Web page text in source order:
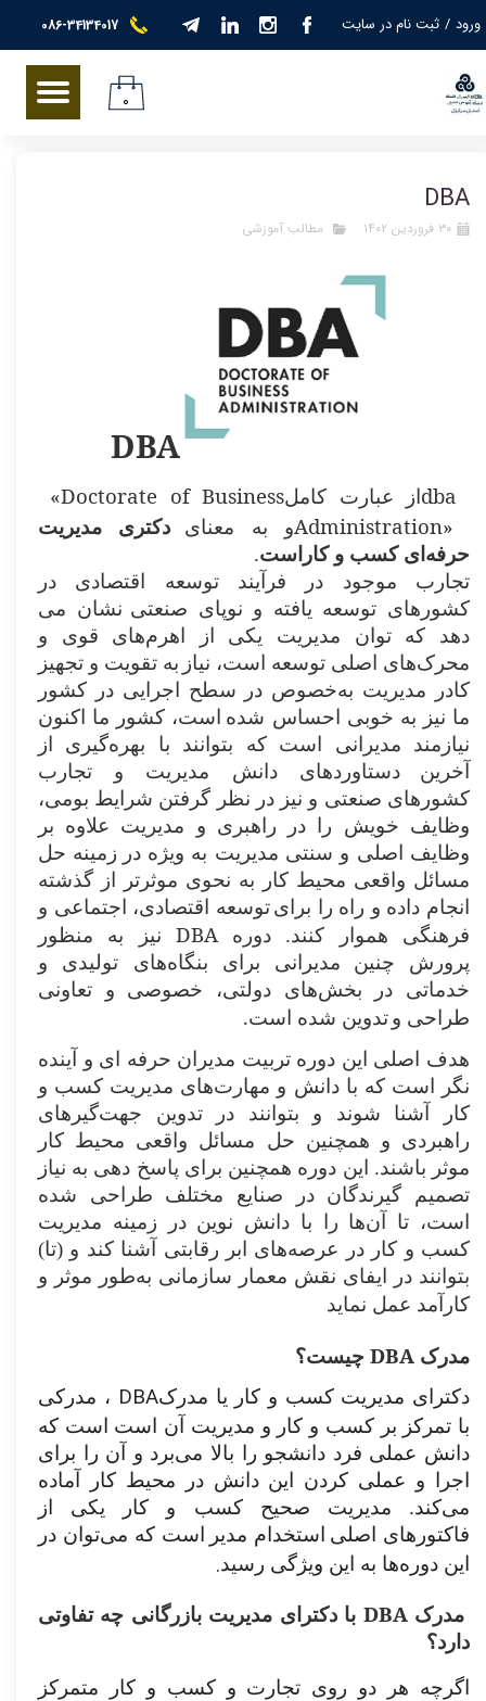
086-34134017 ورود / ثبت نام در سایت
حساب کاربری من
تغییر گذر واژه
خروج از حساب کاربری
۰
DBA
۳۰ فروردین ۱۴۰۲ مطالب آموزشی
DBA
dbaاز عبارت کامل«Doctorate of Business
Administration»و به معنای
دکتری مدیریت
حرفه‌ای کسب و کاراست.
تجارب موجود در فرآیند توسعه اقتصادی در
کشورهای توسعه یافته و نوپای صنعتی نشان می
دهد که توان مدیریت یکی از اهرم‌های قوی و
محرک‌های اصلی توسعه است، نیاز به تقویت و تجهیز
کادر مدیریت به‌خصوص در سطح اجرایی در کشور
ما نیز به خوبی احساس شده است، کشور ما اکنون
نیازمند مدیرانی است که بتوانند با بهره‌گیری از
آخرین
دستاوردهای دانش مدیریت و تجارب
کشورهای صنعتی و نیز در نظر گرفتن شرایط بومی،
وظایف خویش را در راهبری و مدیریت علاوه بر
وظایف اصلی و سنتی مدیریت به ویژه در زمینه حل
مسائل واقعی محیط کار به نحوی موثرتر از گذشته
انجام داده و راه را برای توسعه اقتصادی، اجتماعی و
فرهنگی هموار کنند. دوره
DBA
نیز به منظور
پرورش چنین
مدیرانی برای بنگاه‌های تولیدی و
خدماتی در بخش‌های دولتی، خصوصی و تعاونی
طراحی وتدوین شده است.
هدف اصلی این دوره تربیت مدیران حرفه ای و آینده
نگر است که با دانش و مهارت‌های مدیریت کسب و
کار آشنا شوند و بتوانند در تدوین جهت‌گیرهای
راهبردی و همچنین حل مسائل واقعی محیط کار
موثر باشند. این دوره همچنین برای پاسخ دهی به نیاز
تصمیم گیرندگان در صنایع مختلف طراحی شده
است، تا آن‌ها را با دانش نوین در زمینه مدیریت
کسب و کار در عرصه‌های ابر رقابتی آشنا کند و (تا)
بتوانند در ایفای نقش معمار سازمانی به‌طور موثر و
کارآمد عمل ‌نماید
مدرک DBA چیست؟
دکترای مدیریت کسب و کار یا مدرکDBA ، مدرکی
با تمرکز بر کسب و کار و مدیریت آن است است که
دانش عملی فرد دانشجو را بالا می‌برد و آن را برای
اجرا و عملی کردن این دانش در محیط کار آماده
می‌کند. مدیریت صحیح کسب و کار یکی از
فاکتورهای اصلی استخدام مدیر است که می‌توان در
این دوره‌ها به این ویژگی رسید.
مدرک DBA با دکترای مدیریت بازرگانی چه تفاوتی
دارد؟
اگرچه هر دو روی تجارت و کسب و کار متمرکز